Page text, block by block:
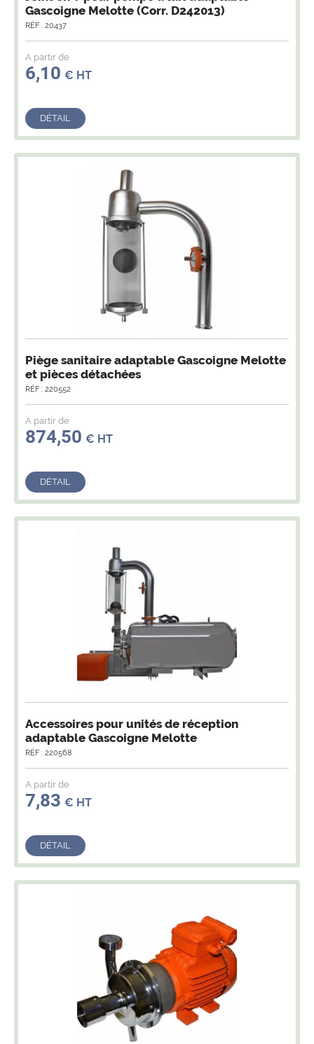
adaptable Gascoigne Melotte
RÉF : 220610
A partir de
32,79 € HT
DÉTAIL
Pompe à lait 0,37kW adaptable Gascoigne
Melotte et pièces détachées
RÉF : 220588
A partir de
5,90 € HT
DÉTAIL
Pompe à lait Hi-Flo Mk2 adaptable
Gascoigne Melotte et pièces détachées
RÉF : 220614
A partir de
7,76 € HT
DÉTAIL